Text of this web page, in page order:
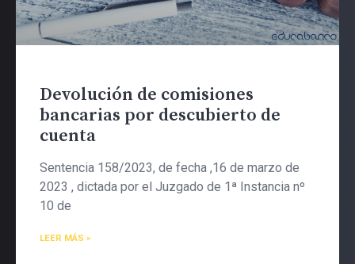
Devolución de comisiones
bancarias por descubierto de
cuenta
Sentencia 158/2023, de fecha ,16 de marzo de
2023 , dictada por el Juzgado de 1ª Instancia nº
10 de
LEER MÁS »